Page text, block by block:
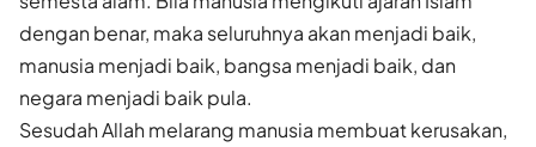
dengan benar, maka seluruhnya akan menjadi baik,
manusia menjadi baik, bangsa menjadi baik, dan
negara menjadi baik pula.
Sesudah Allah melarang manusia membuat kerusakan,